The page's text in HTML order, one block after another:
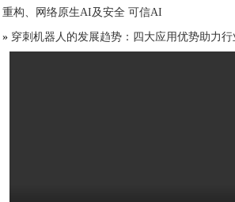
重构、网络原生AI及安全 可信AI
» 穿刺机器人的发展趋势：四大应用优势助力行